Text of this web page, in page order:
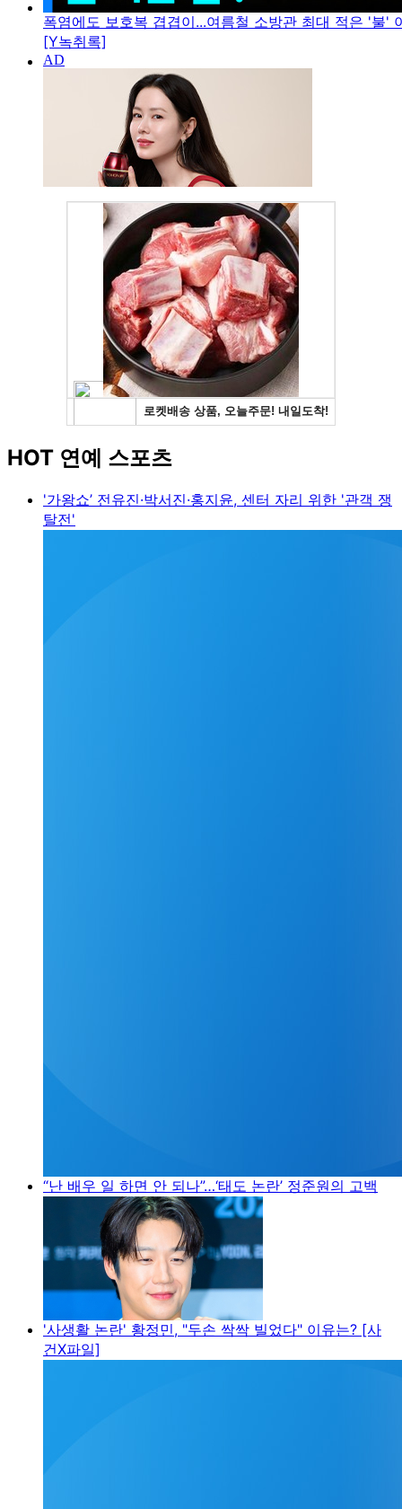
폭염에도 보호복 겹겹이...여름철 소방관 최대 적은 '불'
[Y녹취록]
HOT 연예 스포츠
'가왕쇼’ 전유진·박서진·홍지윤, 센터 자리 위한 '관객 쟁
탈전'
“난 배우 일 하면 안 되나”…‘태도 논란’ 정준원의 고백
'사생활 논란' 황정민, "두손 싹싹 빌었다" 이유는? [사
건X파일]